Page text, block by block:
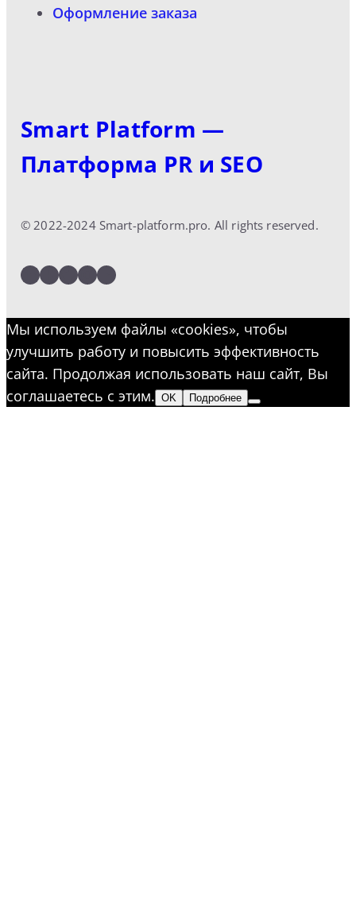
Оформление заказа
Smart Platform —
Платформа PR и SEO
© 2022-2024 Smart-platform.pro. All rights reserved.
LinkedIn
Facebook
Twitter
Instagram
YouTube
Мы используем файлы «cookies», чтобы
улучшить работу и повысить эффективность
сайта. Продолжая использовать наш сайт, Вы
соглашаетесь с этим. OK Подробнее